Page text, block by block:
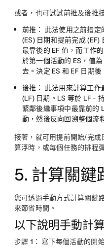
或者，也可試試前推及後推
前推：
此法使用之前指定
(ES) 日期和提前完成 (EF)
最靠後的 EF 值，而工作
於第一個活動的 ES，值
去。決定 ES 和 EF 日期
後推：
此法用來計算工作
(LF) 日期。LS 等於 LF -
緊鄰後繼事項中最靠前的
動，然後反向回溯整個流
接著，就可用提前開始/完
算浮時，或每個任務的排程
5. 計算關鍵
您可透過手動方式計算關鍵
來節省時間。
以下說明手動計
步驟 1： 寫下每個活動的開